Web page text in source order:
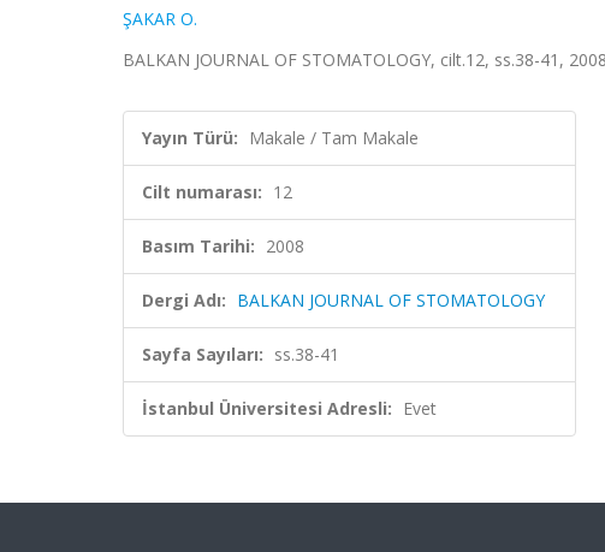
ŞAKAR O.
BALKAN JOURNAL OF STOMATOLOGY, cilt.12, ss.38-41,
Yayın Türü: Makale / Tam Makale
Cilt numarası: 12
Basım Tarihi: 2008
Dergi Adı: BALKAN JOURNAL OF STOMATOLOGY
Sayfa Sayıları: ss.38-41
İstanbul Üniversitesi Adresli: Evet